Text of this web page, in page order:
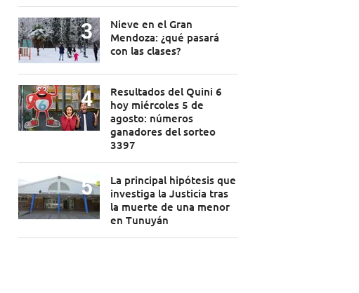
Nieve en el Gran
Mendoza: ¿qué pasará
con las clases?
Resultados del Quini 6
hoy miércoles 5 de
agosto: números
ganadores del sorteo
3397
La principal hipótesis que
investiga la Justicia tras
la muerte de una menor
en Tunuyán